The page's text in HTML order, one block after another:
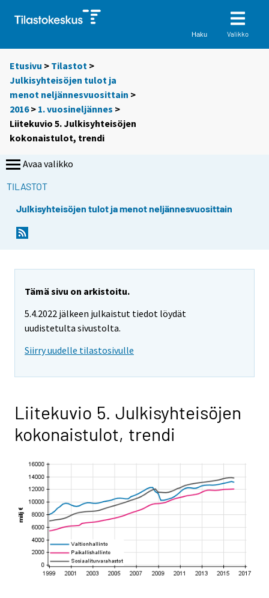
Haku Valikko
Etusivu > Tilastot >
Julkisyhteisöjen tulot ja
menot neljännesvuosittain >
2016> 1. vuosineljännes >
Liitekuvio 5. Julkisyhteisöjen
kokonaistulot, trendi
Avaa valikko
TILASTOT
Julkisyhteisöjen tulot ja menot neljännesvuosittain
Tämä sivu on arkistoitu.
5.4.2022 jälkeen julkaistut tiedot löydät
uudistetulta sivustolta.
Siirry uudelle tilastosivulle
Liitekuvio 5. Julkisyhteisöjen
kokonaistulot, trendi